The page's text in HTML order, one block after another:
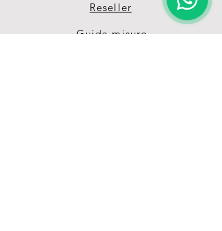
Reseller
Guida misure